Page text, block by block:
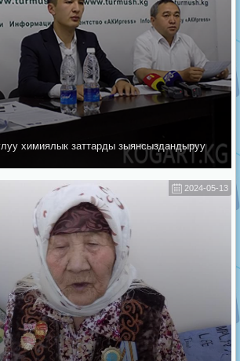
химиялык заттарды зыянсыздандыруу
2024-05-13